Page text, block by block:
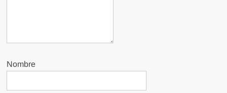
Nombre